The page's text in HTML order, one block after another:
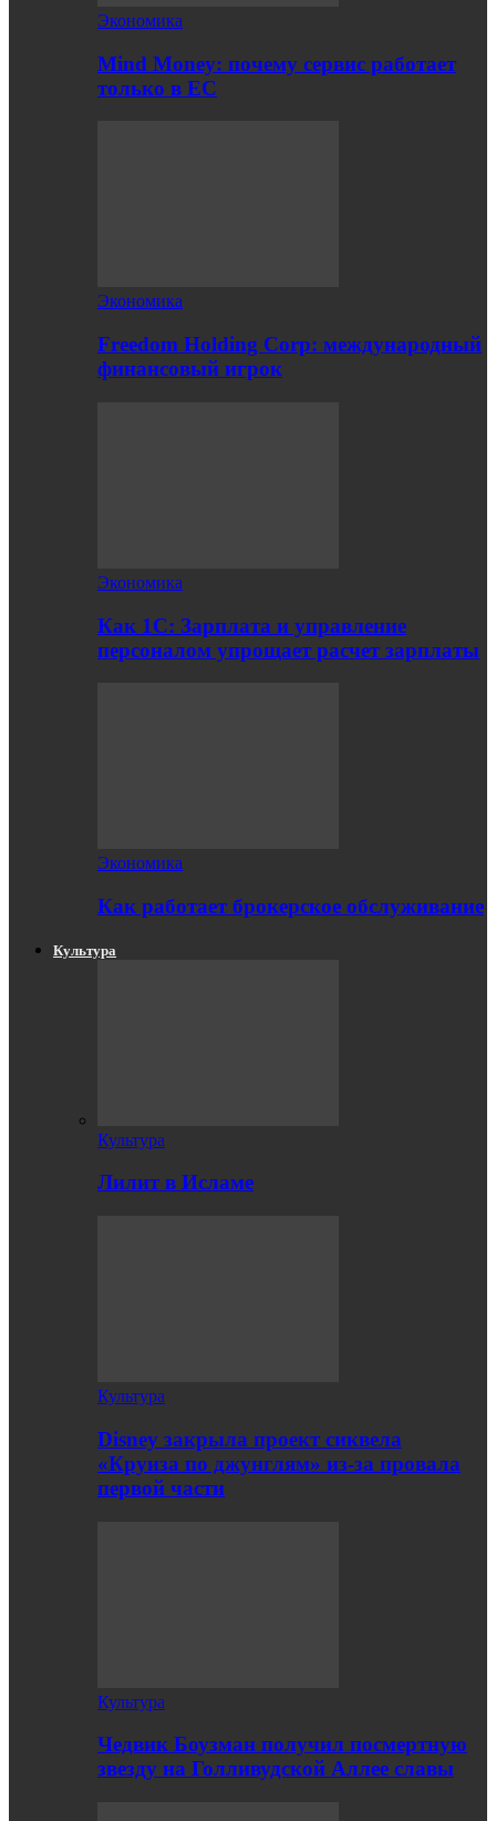
Экономика
Mind Money: почему сервис работает
только в ЕС
Экономика
Freedom Holding Corp: международный
финансовый игрок
Экономика
Как 1С: Зарплата и управление
персоналом упрощает расчет зарплаты
Экономика
Как работает брокерское обслуживание
Культура
Культура
Лилит в Исламе
Культура
Disney закрыла проект сиквела
«Круиза по джунглям» из-за провала
первой части
Культура
Чедвик Боузман получил посмертную
звезду на Голливудской Аллее славы